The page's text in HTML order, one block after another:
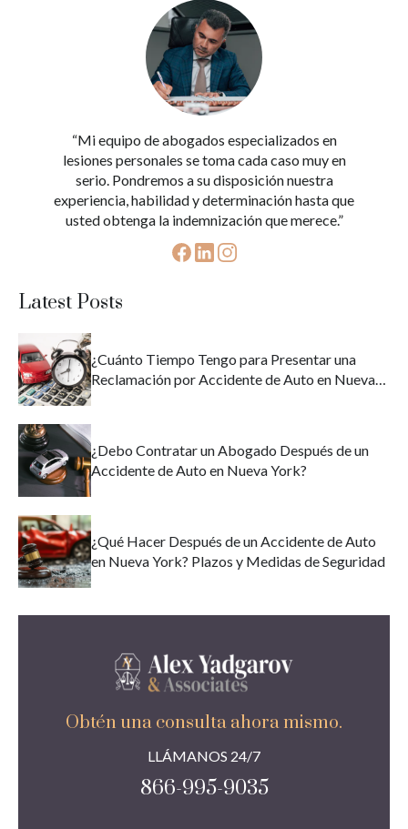
“Mi equipo de abogados especializados en
lesiones personales se toma cada caso muy en
serio. Pondremos a su disposición nuestra
experiencia, habilidad y determinación hasta que
usted obtenga la indemnización que merece.”
Latest Posts
¿Cuánto Tiempo Tengo para Presentar una
Reclamación por Accidente de Auto en Nueva
¿Debo Contratar un Abogado Después de un
Accidente de Auto en Nueva York?
¿Qué Hacer Después de un Accidente de Auto
en Nueva York? Plazos y Medidas de Seguridad
Obtén una consulta ahora mismo.
LLÁMANOS 24/7
866-995-9035